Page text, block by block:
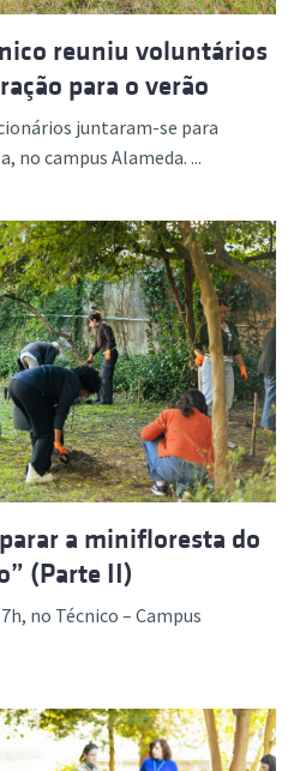
reuniu voluntários
para o verão
juntaram-se para
no campus Alameda. ...
a minifloresta do
(Parte II)
no Técnico – Campus